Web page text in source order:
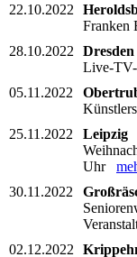
22.10.2022
Franken
28.10.2022
Dresden
Live-
05.11.2022
25.11.2022
Leipzig
Uhr
30.11.2022
02.12.2022